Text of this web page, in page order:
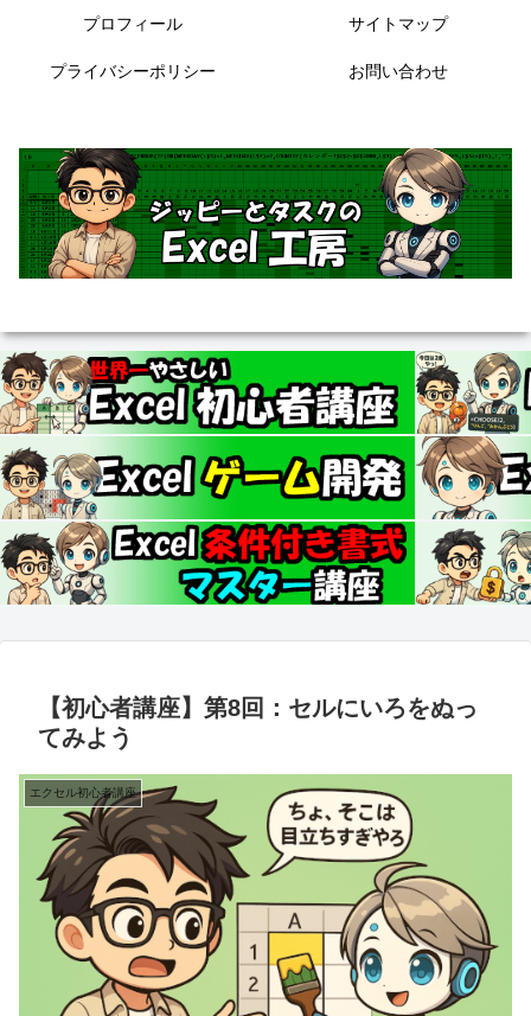
プロフィール サイトマップ
プライバシーポリシー お問い合わせ
【初心者講座】第8回：セルにいろをぬっ
てみよう
エクセル初心者講座